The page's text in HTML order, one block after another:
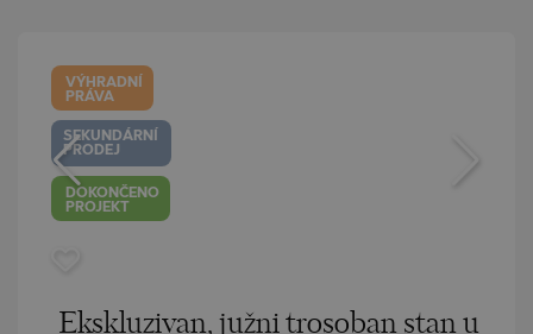
VÝHRADNÍ
PRÁVA
SEKUNDÁRNÍ
PRODEJ
DOKONČENO
PROJEKT
Ekskluzivan, južni trosoban stan u